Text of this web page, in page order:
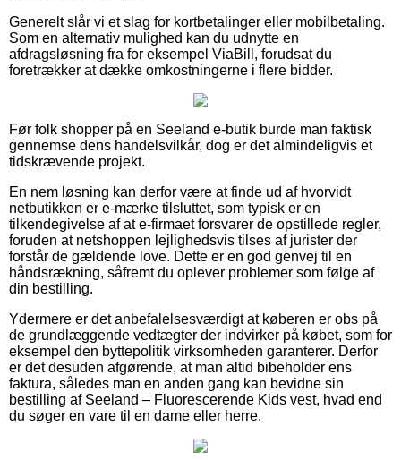
Generelt slår vi et slag for kortbetalinger eller mobilbetaling.
Som en alternativ mulighed kan du udnytte en
afdragsløsning fra for eksempel ViaBill, forudsat du
foretrækker at dække omkostningerne i flere bidder.
Før folk shopper på en Seeland e-butik burde man faktisk
gennemse dens handelsvilkår, dog er det almindeligvis et
tidskrævende projekt.
En nem løsning kan derfor være at finde ud af hvorvidt
netbutikken er e-mærke tilsluttet, som typisk er en
tilkendegivelse af at e-firmaet forsvarer de opstillede regler,
foruden at netshoppen lejlighedsvis tilses af jurister der
forstår de gældende love. Dette er en god genvej til en
håndsrækning, såfremt du oplever problemer som følge af
din bestilling.
Ydermere er det anbefalelsesværdigt at køberen er obs på
de grundlæggende vedtægter der indvirker på købet, som for
eksempel den byttepolitik virksomheden garanterer. Derfor
er det desuden afgørende, at man altid bibeholder ens
faktura, således man en anden gang kan bevidne sin
bestilling af Seeland – Fluorescerende Kids vest, hvad end
du søger en vare til en dame eller herre.